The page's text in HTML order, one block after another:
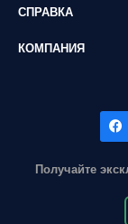
СПРАВКА
КОМПАНИЯ
Получайте